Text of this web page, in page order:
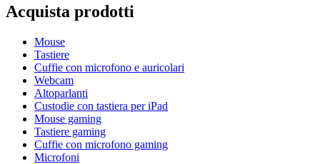
Acquista prodotti
Mouse
Tastiere
Cuffie con microfono e auricolari
Webcam
Altoparlanti
Custodie con tastiera per iPad
Mouse gaming
Tastiere gaming
Cuffie con microfono gaming
Microfoni